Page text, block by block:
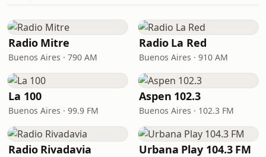
Radio Mitre
Buenos Aires · 790 AM
Radio La Red
Buenos Aires · 910 AM
La 100
Buenos Aires · 99.9 FM
Aspen 102.3
Buenos Aires · 102.3 FM
Radio Rivadavia Urbana Play 104.3 FM